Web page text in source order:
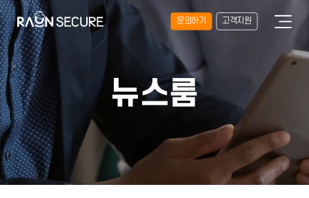
문의하기 고객지원
뉴스룸